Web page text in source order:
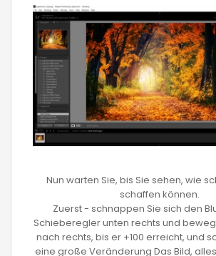
Nun warten Sie, bis Sie sehen, wie
schaffen können.
Zuerst - schnappen Sie sich den
Schieberegler unten rechts und
nach rechts, bis er +100 erreicht, und
eine große Veränderung Das Bild,